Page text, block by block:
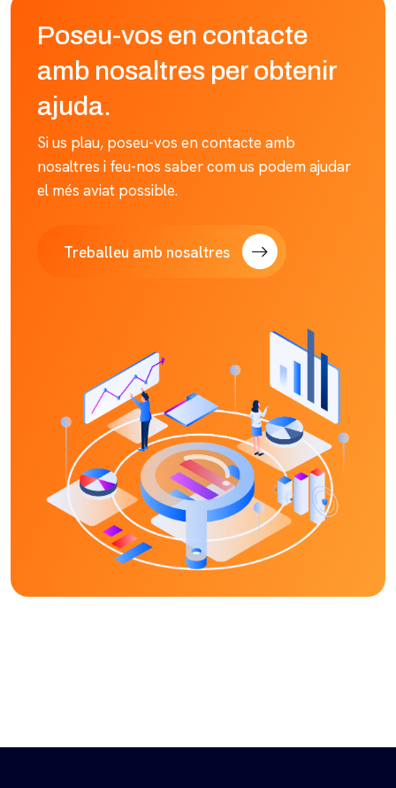
Poseu-vos en contacte
amb nosaltres per obtenir
ajuda.
Si us plau, poseu-vos en contacte amb
nosaltres i feu-nos saber com us podem ajudar
el més aviat possible.
Treballeu amb nosaltres